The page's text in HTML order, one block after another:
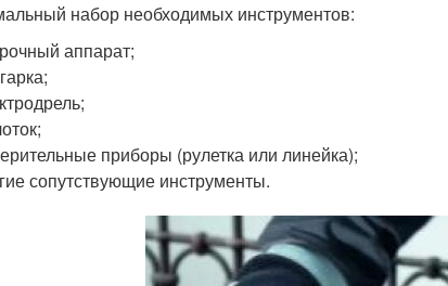
набор необходимых инструментов:
аппарат;
приборы (рулетка или линейка);
сопутствующие инструменты.